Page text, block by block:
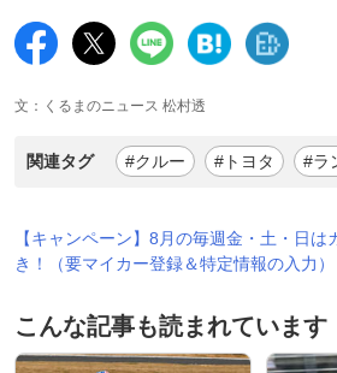
文：くるまのニュース 松村透
関連タグ #クルー #トヨタ #ラ
【キャンペーン】8月の毎週金・土・日は
き！（要マイカー登録＆特定情報の入力）
こんな記事も読まれています